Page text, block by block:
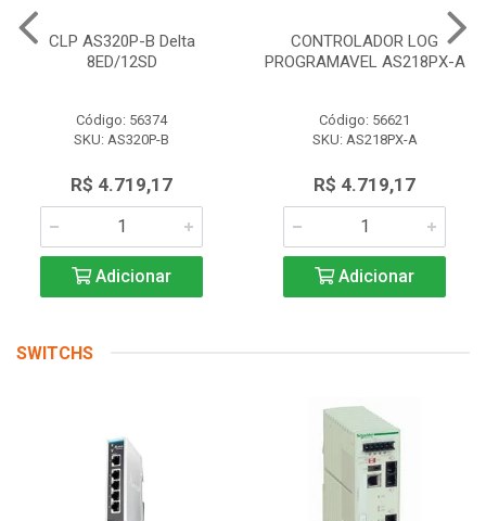
CLP AS320P-B Delta
8ED/12SD
Código: 56374
SKU: AS320P-B
R$ 4.719,17
Adicionar
CONTROLADOR LOG
PROGRAMAVEL AS218PX-A
Código: 56621
SKU: AS218PX-A
R$ 4.719,17
Adicionar
SWITCHS